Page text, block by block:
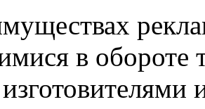
в обороте